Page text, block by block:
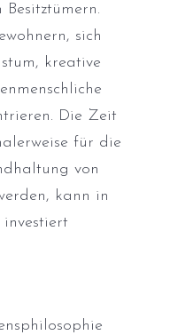
sich
kreative
Die Zeit
für die
von
kann in